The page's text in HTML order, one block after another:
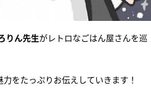
りん先生がレトロなごはん屋さんを巡
をたっぷりお伝えしていきます！